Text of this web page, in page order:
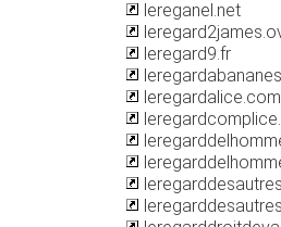
lereganel.net
leregard9.fr
leregardalice.com